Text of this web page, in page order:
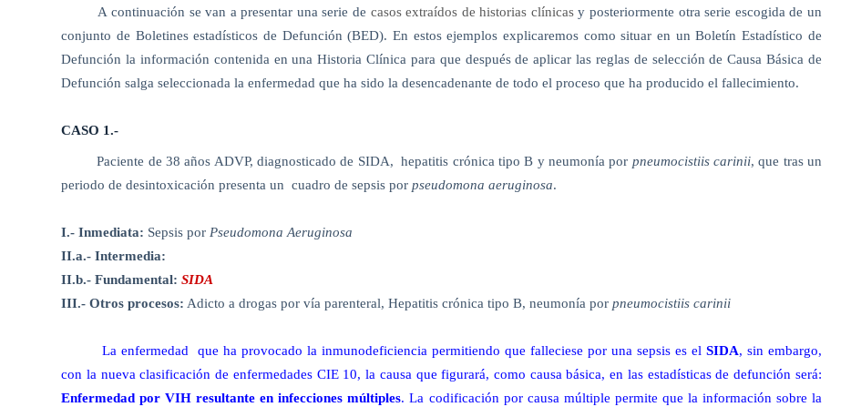
A continuación se van a presentar una serie de casos extraídos de historias clínicasy posteriormente otra serie escogida de un
conjunto de Boletines estadísticos de Defunción (BED). En estos ejemplos explicaremos como situar en un Boletín Estadístico de
Defunción la información contenida en una Historia Clínica para que después de aplicar las reglas de selección de Causa Básica de
Defunción salga seleccionada la enfermedad que ha sido la desencadenante de todo el proceso que ha producido el fallecimiento.
CASO 1.-
Paciente de 38 años ADVP, diagnosticado de SIDA, hepatitis crónica tipo B y neumonía por pneumocistiis carinii, que tras un
periodo de desintoxicación presenta un cuadro de sepsis porpseudomona aeruginosa.
I.- Inmediata: Sepsis porPseudomona Aeruginosa
II.a.- Intermedia:
II.b.- Fundamental: SIDA
III.- Otros procesos: Adicto a drogas por vía parenteral, Hepatitis crónica tipo B, neumonía porpneumocistiis carinii
La enfermedad que ha provocado la inmunodeficiencia permitiendo que falleciese por una sepsis es el SIDA, sin embargo,
con la nueva clasificación de enfermedades CIE 10, la causa que figurará, como causa básica, en las estadísticas de defunción será:
Enfermedad por VIH resultante en infecciones múltiples. La codificación por causa múltiple permite que la información sobre la